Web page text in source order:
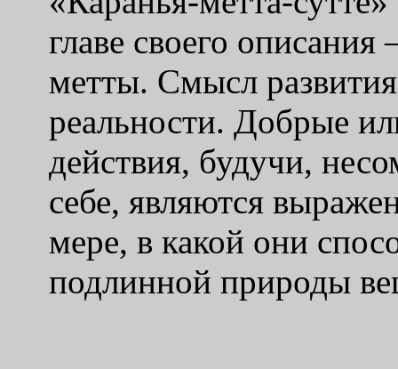
главе своего
метты. Смысл
реальности. Добрые
действия, будучи,
себе, являются
мере, в какой они
подлинной природы